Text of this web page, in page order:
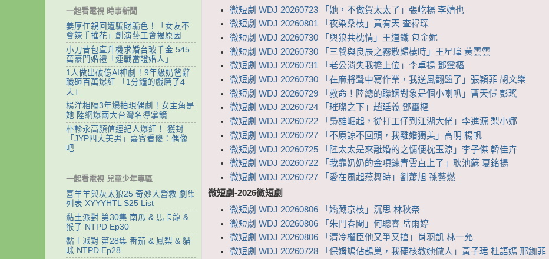
微短劇 WDJ 20260723 「她，不做賀太太了」張屹楊 李婧也
微短劇 WDJ 20260801 「夜染桑枝」黃宥天 查禕琛
微短劇 WDJ 20260730 「與狼共枕情」王道鐵 包金妮
微短劇 WDJ 20260730 「三餐與良辰之霧散歸棲時」王星瑋 黃雲雲
微短劇 WDJ 20260731 「老公消失我擔上位」李卓揚 鄧靈樞
微短劇 WDJ 20260730 「在麻將聲中寫作業，我逆風翻盤了」張穎菲 胡文樂
微短劇 WDJ 20260729 「救命！陸總的聯姻對象是個小喇叭」曹天愷 彭瑤
微短劇 WDJ 20260724 「璀璨之下」趙廷義 鄧靈樞
微短劇 WDJ 20260722 「梟雄崛起，從打工仔到江湖大佬」李進源 梨小娜
微短劇 WDJ 20260727 「不原諒不回頭，我離婚獨美」高明 楊帆
微短劇 WDJ 20260725 「陸太太是來離婚的之慵便枕玉涼」李子傑 韓佳卉
微短劇 WDJ 20260722 「我靠奶奶的金項鍊青雲直上了」耿池蘇 夏銘揚
微短劇 WDJ 20260727 「愛在風起燕舞時」劉蕭旭 孫藝燃
微短劇-2026微短劇
微短劇 WDJ 20260806 「嬌藏京枝」沉思 林秋奈
微短劇 WDJ 20260806 「朱門春閨」何聰睿 岳雨婷
微短劇 WDJ 20260806 「清冷權臣他又爭又搶」肖羽凱 林一允
微短劇 WDJ 20260728 「保姆鳩佔鵲巢，我硬核教她做人」黃子珺 杜語嫣 邢銣菲
一起看電視 時事新聞
姜厚任親回遭騙財騙色！「女友不
會辣手摧花」創演藝工會揭原因
小刀昔包直升機求婚台玻千金 545
萬豪門婚禮「連戰當證婚人」
1人做出破億AI神劇！9年級奶爸辭
職砸百萬爆紅 「1分鐘的戲磨了4
天」
楊洋相隔3年爆拍現偶劇！女主角是
她 陸網爆兩大台灣名導掌鏡
朴軫永高顏值經紀人爆紅！ 獲封
「JYP四大美男」嘉賓看傻：偶像
吧
一起看電視 兒童少年專區
喜羊羊與灰太狼25 奇妙大營救 劇集
列表 XYYYHTL S25 List
黏土派對 第30集 南瓜 & 馬卡龍 &
猴子 NTPD Ep30
黏土派對 第28集 番茄 & 鳳梨 & 貓
咪 NTPD Ep28